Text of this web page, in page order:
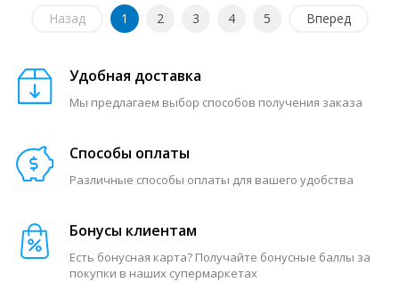
Назад 1 2 3 4 5 Вперед
Удобная доставка
Мы предлагаем выбор способов получения заказа
Способы оплаты
Различные способы оплаты для вашего удобства
Бонусы клиентам
Есть бонусная карта? Получайте бонусные баллы за
покупки в наших супермаркетах